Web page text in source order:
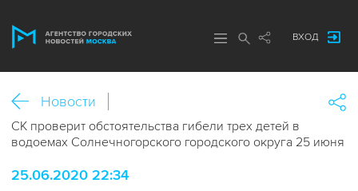
ВХОД
Новости
СК проверит обстоятельства гибели трех детей в
водоемах Солнечногорского городского округа 25 июня
25.06.2020 22:34